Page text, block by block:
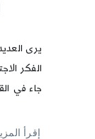
يرى
الفكر
جاء في
إقرأ